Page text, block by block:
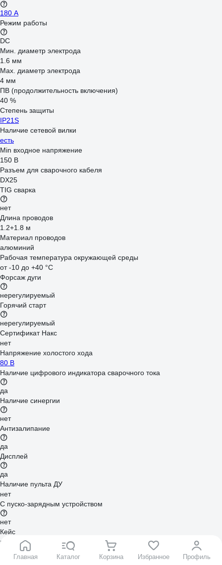
Главная Каталог Корзина Избранное Профиль
180 А
Режим работы
DC
Мин. диаметр электрода
1.6 мм
Мах. диаметр электрода
4 мм
ПВ (продолжительность включения)
40 %
Степень защиты
IP21S
Наличие сетевой вилки
есть
Min входное напряжение
150 В
Разъем для сварочного кабеля
DX25
TIG сварка
нет
Длина проводов
1.2+1.8 м
Материал проводов
алюминий
Рабочая температура окружающей среды
от -10 до +40 °С
Форсаж дуги
нерегулируемый
Горячий старт
нерегулируемый
Сертификат Накс
нет
Напряжение холостого хода
80 В
Наличие цифрового индикатора сварочного тока
да
Наличие синергии
нет
Антизалипание
да
Дисплей
да
Наличие пульта ДУ
нет
С пуско-зарядным устройством
нет
Кейс
нет
Габариты без упаковки
220х125х200 мм